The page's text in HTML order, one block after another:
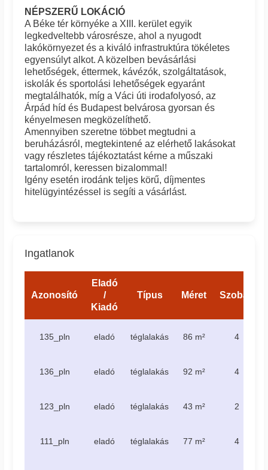
NÉPSZERŰ LOKÁCIÓ
A Béke tér környéke a XIII. kerület egyik
legkedveltebb városrésze, ahol a nyugodt
lakókörnyezet és a kiváló infrastruktúra tökéletes
egyensúlyt alkot. A közelben bevásárlási
lehetőségek, éttermek, kávézók, szolgáltatások,
iskolák és sportolási lehetőségek egyaránt
megtalálhatók, míg a Váci úti irodafolyosó, az
Árpád híd és Budapest belvárosa gyorsan és
kényelmesen megközelíthető.
Amennyiben szeretne többet megtudni a
beruházásról, megtekintené az elérhető lakásokat
vagy részletes tájékoztatást kérne a műszaki
tartalomról, keressen bizalommal!
Igény esetén irodánk teljes körű, díjmentes
hitelügyintézéssel is segíti a vásárlást.
Ingatlanok
Azonosító
Eladó
/
Kiadó
Típus Méret Szobák
135_pln eladó téglalakás 86 m² 4
136_pln eladó téglalakás 92 m² 4
123_pln eladó téglalakás 43 m² 2
111_pln eladó téglalakás 77 m² 4